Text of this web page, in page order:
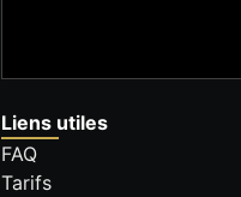
Liens utiles
FAQ
Tarifs